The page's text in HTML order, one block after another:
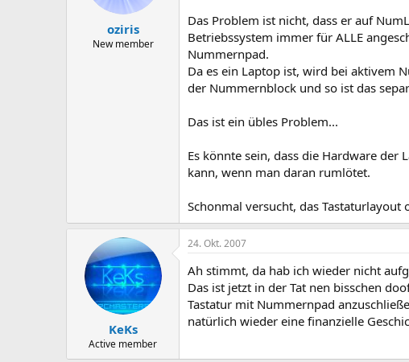
oziris
New member
Das Problem ist nicht, dass er auf
Betriebssystem immer für ALLE
Nummernpad.
Da es ein Laptop ist, wird bei aktivem
der Nummernblock und so ist das
Das ist ein übles Problem...
Es könnte sein, dass die Hardware der
kann, wenn man daran rumlötet.
Schonmal versucht, das Tastaturlayout
KeKs
Active member
24. Okt. 2007
Ah stimmt, da hab ich wieder nicht
Das ist jetzt in der Tat nen bisschen
Tastatur mit Nummernpad
natürlich wieder eine finanzielle